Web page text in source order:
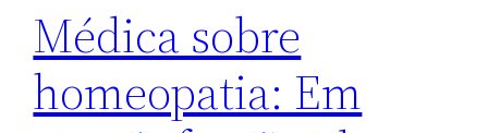
Médica sobre
homeopatia: Em